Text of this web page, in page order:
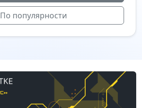
По популярности